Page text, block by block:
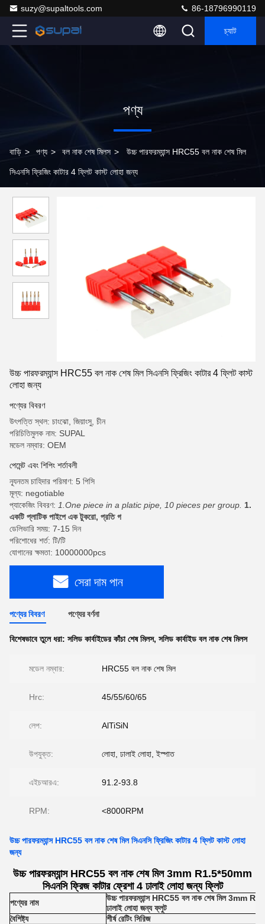
suzy@supaltools.com 86-18796990119
চ্যাট
পণ্য
বাড়ি > পণ্য > বল নাক শেষ মিলস > উচ্চ পারফরম্যান্স HRC55 বল নাক শেষ মিল
সিএনসি ফ্রিজিং কাটার 4 ফ্লিট কাস্ট লোহা জন্য
উচ্চ পারফরম্যান্স HRC55 বল নাক শেষ মিল সিএনসি ফ্রিজিং কাটার 4 ফ্লিট কাস্ট
লোহা জন্য
পণ্যের বিবরণ
উৎপত্তি স্থল: চাংঝো, জিয়াংসু, চীন
পরিচিতিমুলক নাম: SUPAL
মডেল নম্বার: OEM
পেমেন্ট এবং শিপিং শর্তাবলী
ন্যূনতম চাহিদার পরিমাণ: 5 পিসি
মূল্য: negotiable
প্যাকেজিং বিবরণ: 1.One piece in a platic pipe, 10 pieces per group. 1.
একটি প্লাটিক পাইপে এক টুকরো, প্রতি গ
ডেলিভারি সময়: 7-15 দিন
পরিশোধের শর্ত: টি/টি
যোগানের ক্ষমতা: 10000000pcs
সেরা দাম পান
পণ্যের বিবরণ পণ্যের বর্ণনা
বিশেষভাবে তুলে ধরা: সলিড কার্বাইডের কাঁচা শেষ মিলস, সলিড কার্বাইড বল নাক শেষ মিলস
মডেল নম্বার: HRC55 বল নাক শেষ মিল
Hrc: 45/55/60/65
লেপ: AlTiSiN
উপযুক্ত: লোহা, ঢালাই লোহা, ইস্পাত
এইচআরএ: 91.2-93.8
RPM: <8000RPM
উচ্চ পারফরম্যান্স HRC55 বল নাক শেষ মিল সিএনসি ফ্রিজিং কাটার 4 ফ্লিট কাস্ট লোহা
জন্য
উচ্চ পারফরম্যান্স HRC55 বল নাক শেষ মিল 3mm R1.5*50mm
সিএনসি ফ্রিজ কাটার ফ্রেশা 4 ঢালাই লোহা জন্য ফ্লিট
পণ্যের নাম
উচ্চ পারফরম্যান্স HRC55 বল নাক শেষ মিল 3mm
ঢালাই লোহা জন্য ফ্লুট
বৈশিষ্ট্য
শীর্ষ রেটিং সিরিজ